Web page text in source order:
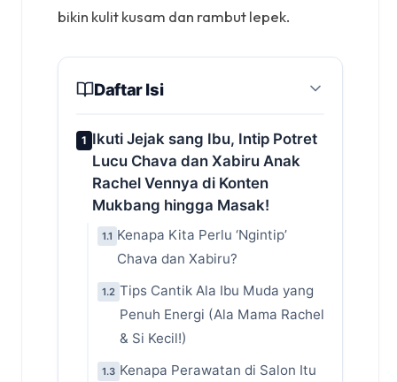
bikin kulit kusam dan rambut lepek.
Daftar Isi
1 Ikuti Jejak sang Ibu, Intip Potret
Lucu Chava dan Xabiru Anak
Rachel Vennya di Konten
Mukbang hingga Masak!
1.1 Kenapa Kita Perlu ‘Ngintip’
Chava dan Xabiru?
1.2 Tips Cantik Ala Ibu Muda yang
Penuh Energi (Ala Mama Rachel
& Si Kecil!)
1.3 Kenapa Perawatan di Salon Itu